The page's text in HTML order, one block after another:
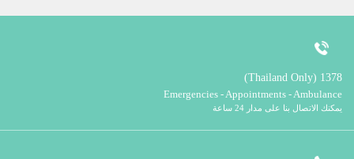
1378 (Thailand Only)
Emergencies - Appointments - Ambulance
يمكنك الاتصال بنا على مدار 24 ساعة